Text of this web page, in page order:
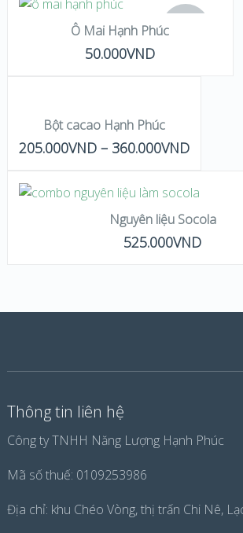
STOCK
QUICK LOOK
Ô Mai Hạnh Phúc
50.000VND
QUICK LOOK
VIEW DETAILS
Bột cacao Hạnh Phúc
205.000VND– 360.000VND
QUICK LOOK
ĐỌC TIẾP
Nguyên liệu Socola
525.000VND
Thông tin liên hệ
Công ty TNHH Năng Lượng Hạnh Phúc
Mã số thuế: 0109253986
Địa chỉ: khu Chéo Vòng, thị trấn Chi Nê,